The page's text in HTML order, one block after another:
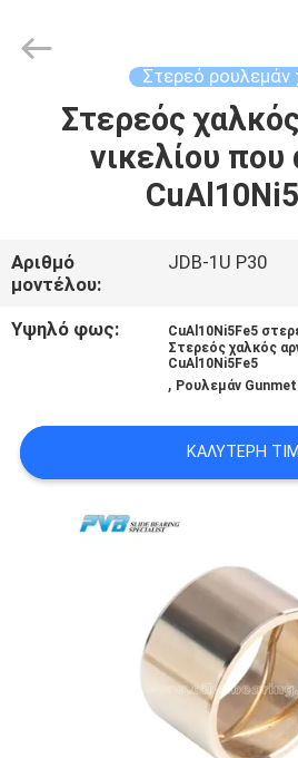
ΣΠΊΤΙ
ΠΡΟΪΌΝΤΑ
ΒΊΝΤΕΟ
ΕΜΦΆΝΙΣΗ
ΣΧΕΤΙΚΆ
ΜΕ
ΕΜΆΣ
ΕΡΓΟΣΤΑΣΊΟΥ
ΠΟΙΌΤΗΤΑΣ
Bearing
Co.,Ltd.
Στερεό ρουλεμάν
Στερεός
νικελίου που
Αριθμό
μοντέλου:
JDB-1U P30
Υψηλό φως: CuAl10Ni5Fe5
Στερεός χαλκός
CuAl10Ni5Fe5
, Ρουλεμάν
ΚΑΛΎΤΕΡΗ